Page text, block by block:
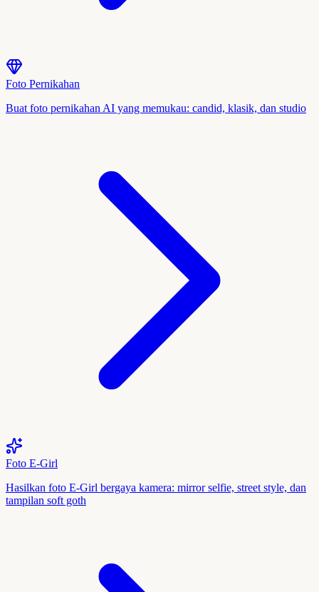
Foto Pernikahan
Buat foto pernikahan AI yang memukau: candid, klasik, dan studio
Foto E-Girl
Hasilkan foto E-Girl bergaya kamera: mirror selfie, street style, dan
tampilan soft goth